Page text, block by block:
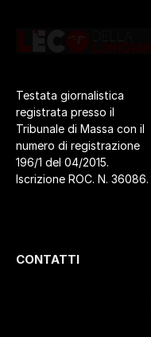
Testata giornalistica
registrata presso il
Tribunale di Massa con il
numero di registrazione
196/1 del 04/2015.
Iscrizione ROC. N. 36086.
CONTATTI